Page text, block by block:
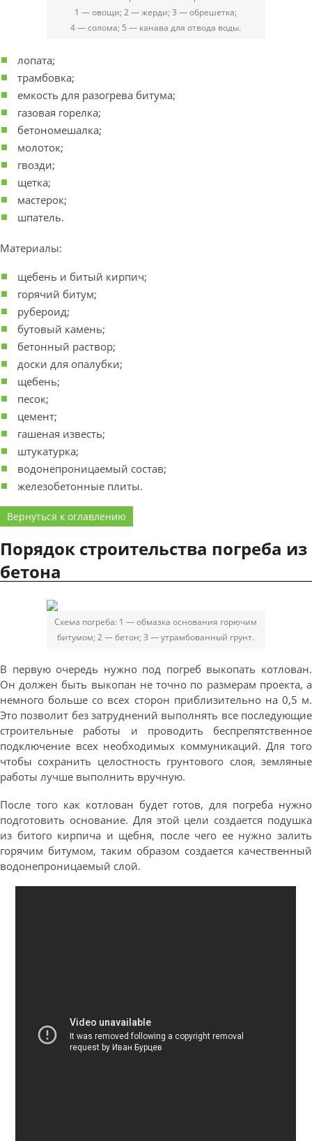
1 — овощи; 2 — жерди; 3 — обрешетка;
4 — солома; 5 — канава для отвода воды.
лопата;
трамбовка;
емкость для разогрева битума;
газовая горелка;
бетономешалка;
молоток;
гвозди;
щетка;
мастерок;
шпатель.
Материалы:
щебень и битый кирпич;
горячий битум;
рубероид;
бутовый камень;
бетонный раствор;
доски для опалубки;
щебень;
песок;
цемент;
гашеная известь;
штукатурка;
водонепроницаемый состав;
железобетонные плиты.
Вернуться к оглавлению
Порядок строительства погреба из
бетона
Схема погреба: 1 — обмазка основания горючим
битумом; 2 — бетон; З — утрамбованный грунт.
В первую очередь нужно под погреб выкопать котлован.
Он должен быть выкопан не точно по размерам проекта, а
немного больше со всех сторон приблизительно на 0,5 м.
Это позволит без затруднений выполнять все последующие
строительные работы и проводить беспрепятственное
подключение всех необходимых коммуникаций. Для того
чтобы сохранить целостность грунтового слоя, земляные
работы лучше выполнить вручную.
После того как котлован будет готов, для погреба нужно
подготовить основание. Для этой цели создается подушка
из битого кирпича и щебня, после чего ее нужно залить
горячим битумом, таким образом создается качественный
водонепроницаемый слой.